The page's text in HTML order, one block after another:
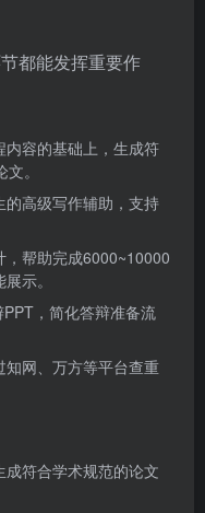
都能发挥重要作
内容的基础上，生成符
。
的高级写作辅助，支持
，帮助完成6000~10000
示。
PPT，简化答辩准备流
知网、万方等平台查重
成符合学术规范的论文